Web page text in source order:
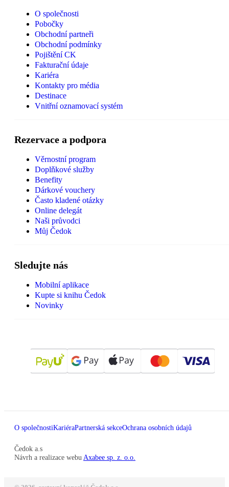
O společnosti
Pobočky
Obchodní partneři
Obchodní podmínky
Pojištění CK
Fakturační údaje
Kariéra
Kontakty pro média
Destinace
Vnitřní oznamovací systém
Rezervace a podpora
Věrnostní program
Doplňkové služby
Benefity
Dárkové vouchery
Často kladené otázky
Online delegát
Naši průvodci
Můj Čedok
Sledujte nás
Mobilní aplikace
Kupte si knihu Čedok
Novinky
O společnostiKariéraPartnerská sekceOchrana osobních údajů
Čedok a.s
Návrh a realizace webu Axabee sp. z. o.o.